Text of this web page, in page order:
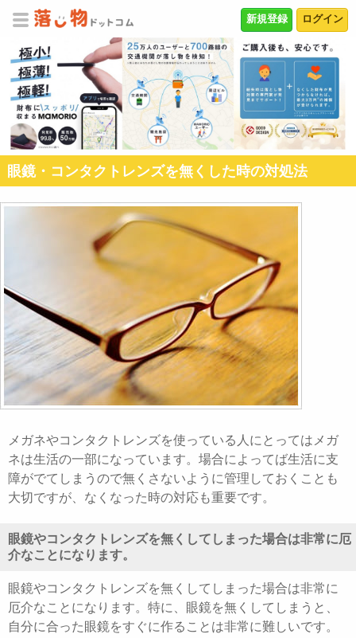
ログイン
新規登録
眼鏡・コンタクトレンズを無くした時の対処法
メガネやコンタクトレンズを使っている人にとってはメガ
ネは生活の一部になっています。場合によってば生活に支
障がでてしまうので無くさないように管理しておくことも
大切ですが、なくなった時の対応も重要です。
眼鏡やコンタクトレンズを無くしてしまった場合は非常に厄
介なことになります。
眼鏡やコンタクトレンズを無くしてしまった場合は非常に
厄介なことになります。特に、眼鏡を無くしてしまうと、
自分に合った眼鏡をすぐに作ることは非常に難しいです。